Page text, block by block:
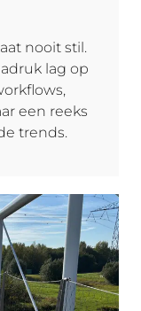
nooit stil.
lag op
een reeks
trends.